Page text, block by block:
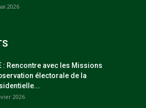
2026
: Rencontre avec les Missions
électorale de la
2026